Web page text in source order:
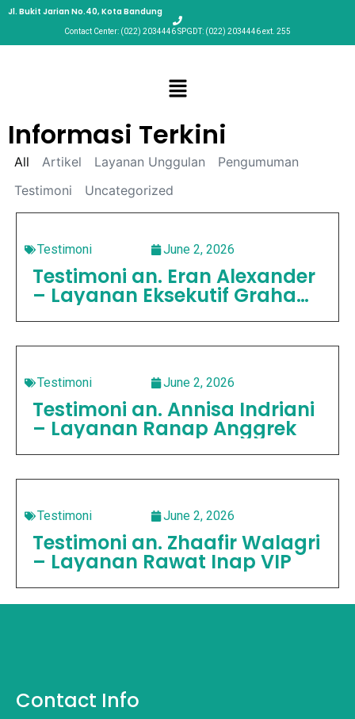
Jl. Bukit Jarian No.40, Kota Bandung
Contact Center: (022) 2034446 SPGDT: (022) 2034446 ext. 255
Informasi Terkini
Artikel Layanan Unggulan
Pengumuman
Testimoni
Uncategorized
All
Testimoni June 2, 2026
Testimoni an. Eran Alexander
– Layanan Eksekutif Graha
Puspa
Testimoni June 2, 2026
Testimoni an. Annisa Indriani
– Layanan Ranap Anggrek
Testimoni June 2, 2026
Testimoni an. Zhaafir Walagri
– Layanan Rawat Inap VIP
Contact Info